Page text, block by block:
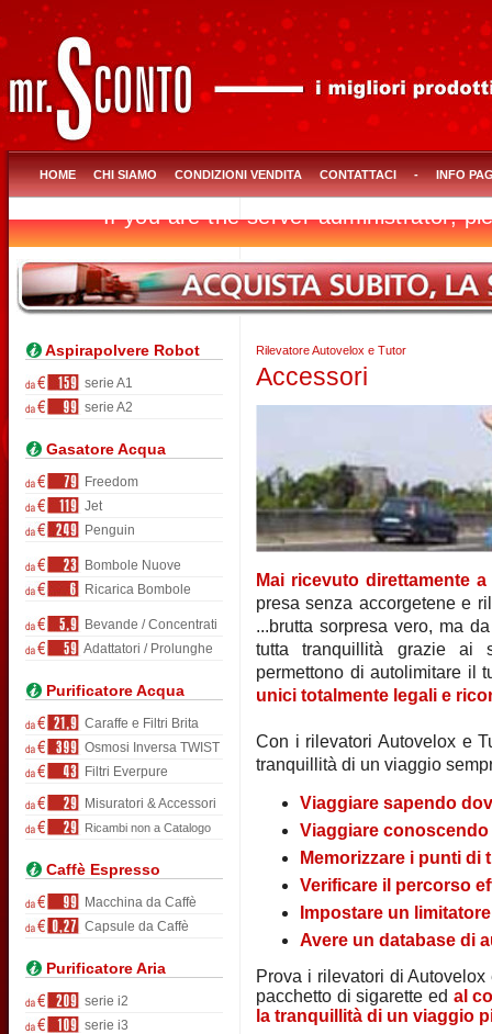
HOME CHI SIAMO CONDIZIONI VENDITA CONTATTACI - INFO
Aspirapolvere Robot
serie A1
serie A2
Gasatore Acqua
Freedom
Jet
Penguin
Bombole Nuove
Ricarica Bombole
Bevande / Concentrati
Adattatori / Prolunghe
Purificatore Acqua
Caraffe e Filtri Brita
Osmosi Inversa TWIST
Filtri Everpure
Misuratori & Accessori
Ricambi non a Catalogo
Caffè Espresso
Macchina da Caffè
Capsule da Caffè
Purificatore Aria
serie i2
serie i3
Rilevatore Autovelox e Tutor
Accessori
Mai ricevuto direttamente
presa senza accorgetene e
...brutta sorpresa vero, ma
tutta tranquillità grazie ai
permettono di autolimitare il
unici totalmente legali e
Con i rilevatori Autovelox e
tranquillità di un viaggio
Viaggiare sapendo
Viaggiare
Memorizzare i punti di
Verificare il percorso
Impostare un
Avere un database di
Prova i rilevatori di
pacchetto di sigarette ed al
la tranquillità di un viaggio